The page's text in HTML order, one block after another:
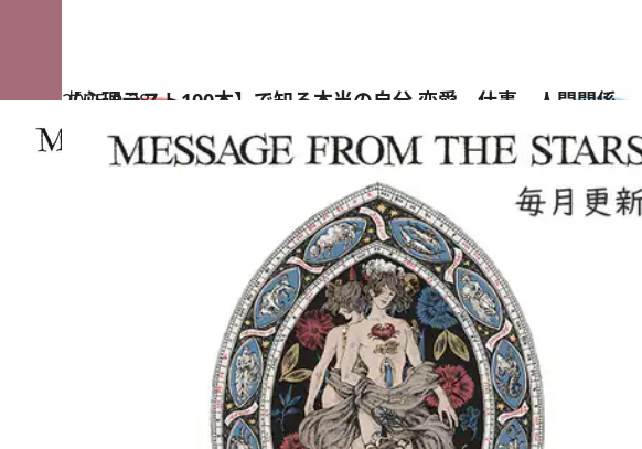
2025.9.28
【心理テスト100本】で知る本当の自分 恋愛、仕事、人間関係…
占い